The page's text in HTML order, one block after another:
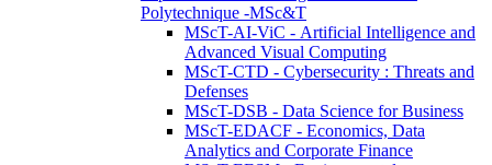
Polytechnique -MSc&T
MScT-AI-ViC - Artificial Intelligence and
Advanced Visual Computing
MScT-CTD - Cybersecurity : Threats and
Defenses
MScT-DSB - Data Science for Business
MScT-EDACF - Economics, Data
Analytics and Corporate Finance